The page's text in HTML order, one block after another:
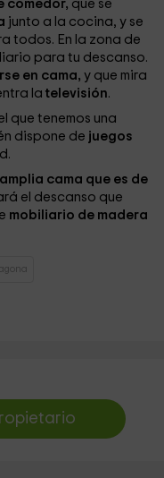
comedor, que se
junto a la cocina, y se
todos. En la zona de
para tu descanso.
en cama, y que mira
latelevisión.
que tenemos una
dispone de juegos
amplia cama que es de
el descanso que
mobiliario de madera